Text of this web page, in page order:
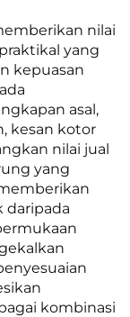
nilai
yang
kepuasan
asal,
kesan kotor
nilai jual
yang
daripada
kombinasi